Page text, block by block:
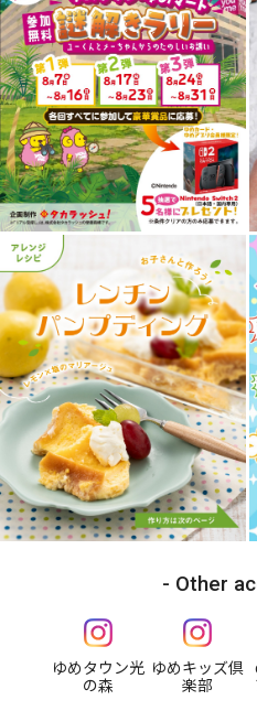
Other
ゆめタウン光
の森
ゆめキッズ倶
楽部